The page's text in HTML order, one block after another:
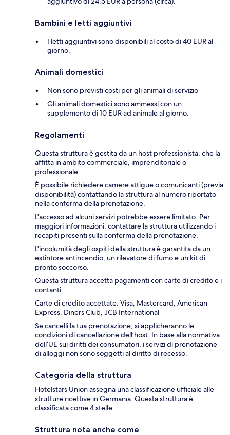
Bambini e letti aggiuntivi
I letti aggiuntivi sono disponibili al costo di 40 EUR al
giorno.
Animali domestici
Non sono previsti costi per gli animali di servizio
Gli animali domestici sono ammessi con un
supplemento di 10 EUR ad animale al giorno.
Regolamenti
Questa struttura è gestita da un host professionista, che la
affitta in ambito commerciale, imprenditoriale o
professionale.
È possibile richiedere camere attigue o comunicanti (previa
disponibilità) contattando la struttura al numero riportato
nella conferma della prenotazione.
L'accesso ad alcuni servizi potrebbe essere limitato. Per
maggiori informazioni, contattare la struttura utilizzando i
recapiti presenti sulla conferma della prenotazione.
L'incolumità degli ospiti della struttura è garantita da un
estintore antincendio, un rilevatore di fumo e un kit di
pronto soccorso.
Questa struttura accetta pagamenti con carte di credito e i
contanti.
Carte di credito accettate: Visa, Mastercard, American
Express, Diners Club, JCB International
Se cancelli la tua prenotazione, si applicheranno le
condizioni di cancellazione dell’host. In base alla normativa
dell’UE sui diritti dei consumatori, i servizi di prenotazione
di alloggi non sono soggetti al diritto di recesso.
Categoria della struttura
Hotelstars Union assegna una classificazione ufficiale alle
strutture ricettive in Germania. Questa struttura è
classificata come 4 stelle.
Struttura nota anche come